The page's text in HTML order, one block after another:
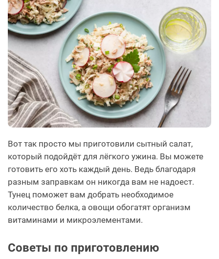
Вот так просто мы приготовили сытный салат,
который подойдёт для лёгкого ужина. Вы можете
готовить его хоть каждый день. Ведь благодаря
разным заправкам он никогда вам не надоест.
Тунец поможет вам добрать необходимое
количество белка, а овощи обогатят организм
витаминами и микроэлементами.
Советы по приготовлению